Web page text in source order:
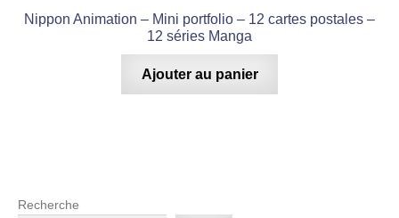
Nippon Animation – Mini portfolio – 12 cartes postales –
12 séries Manga
Ajouter au panier
Recherche